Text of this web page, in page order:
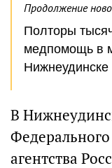
Продолжение
Полторы
медпомощь в
Нижнеудинске
В
агентства